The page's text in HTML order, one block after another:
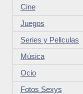
Cine
Juegos
Series y Peliculas
Música
Ocio
Fotos Sexys